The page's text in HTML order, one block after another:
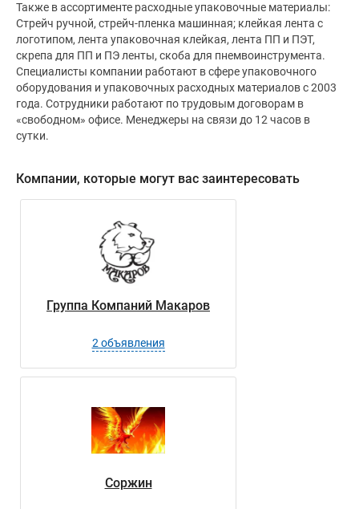
Также в ассортименте расходные упаковочные материалы:
Стрейч ручной, стрейч-пленка машинная; клейкая лента с
логотипом, лента упаковочная клейкая, лента ПП и ПЭТ,
скрепа для ПП и ПЭ ленты, скоба для пнемвоинструмента.
Специалисты компании работают в сфере упаковочного
оборудования и упаковочных расходных материалов с 2003
года. Сотрудники работают по трудовым договорам в
«свободном» офисе. Менеджеры на связи до 12 часов в
сутки.
Компании, которые могут вас заинтересовать
Группа Компаний Макаров
2 объявления
Соржин